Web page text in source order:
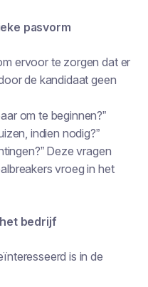
pasvorm
ervoor te zorgen dat er
de kandidaat geen
om te beginnen?”
indien nodig?”
Deze vragen
vroeg in het
bedrijf
is in de